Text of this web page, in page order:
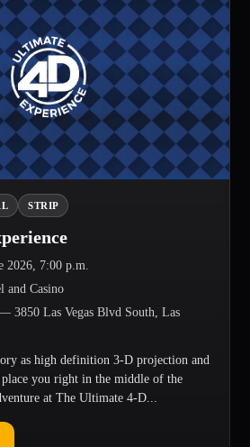
STRIP
2026, 7:00 p.m.
and Casino
3850 Las Vegas Blvd South, Las
as high definition 3-D projection and
you right in the middle of the
at The Ultimate 4-D...